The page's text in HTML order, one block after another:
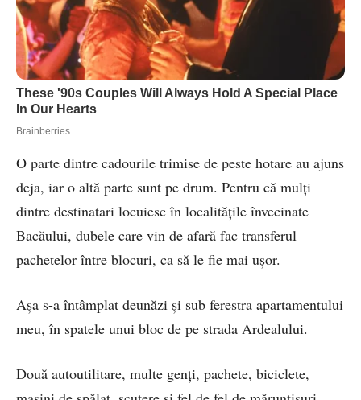
O parte dintre cadourile trimise de peste hotare au ajuns
deja, iar o altă parte sunt pe drum. Pentru că mulţi
dintre destinatari locuiesc în localităţile învecinate
Bacăului, dubele care vin de afară fac transferul
pachetelor între blocuri, ca să le fie mai uşor.
Aşa s-a întâmplat deunăzi şi sub ferestra apartamentului
meu, în spatele unui bloc de pe strada Ardealului.
Două autoutilitare, multe genţi, pachete, biciclete,